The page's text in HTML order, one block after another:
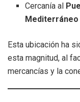
Cercanía al
Esta ubicación ha
esta magnitud, al
mercancías y la